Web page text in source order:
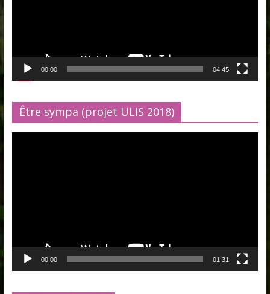
00:00 04:45
Être sympa (projet ULIS 2018)
00:00 01:31